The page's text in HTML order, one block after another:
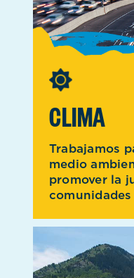
CLIMA
Trabajamos
medio
promover la